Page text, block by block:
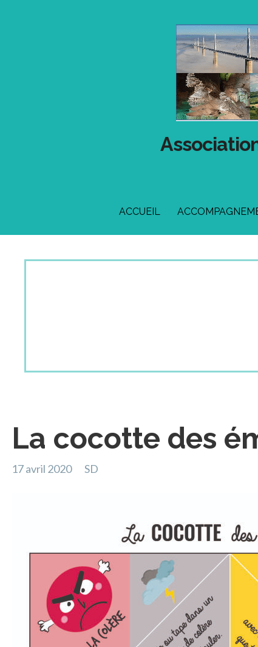
ACCUEIL
La cocotte des
17 avril 2020 SD